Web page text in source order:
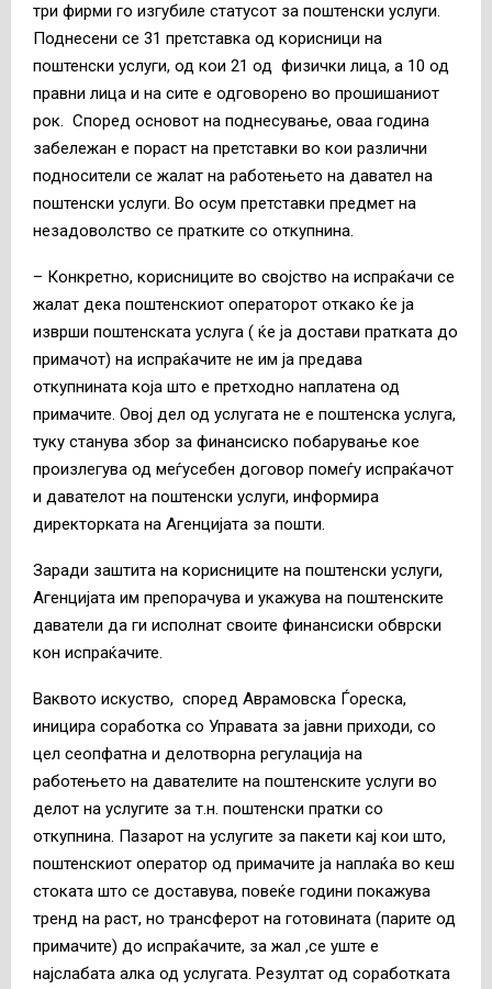
три фирми го изгубиле статусот за поштенски услуги.
Поднесени се 31 претставка од корисници на
поштенски услуги, од кои 21 од физички лица, а 10 од
правни лица и на сите е одговорено во прошишаниот
рок. Според основот на поднесување, оваа година
забележан е пораст на претставки во кои различни
подносители се жалат на работењето на давател на
поштенски услуги. Во осум претставки предмет на
незадоволство се пратките со откупнина.
– Конкретно, корисниците во својство на испраќачи се
жалат дека поштенскиот операторот откако ќе ја
изврши поштенската услуга ( ќе ја достави пратката до
примачот) на испраќачите не им ја предава
откупнината која што е претходно наплатена од
примачите. Овој дел од услугата не е поштенска услуга,
туку станува збор за финансиско побарување кое
произлегува од меѓусебен договор помеѓу испраќачот
и давателот на поштенски услуги, информира
директорката на Агенцијата за пошти.
Заради заштита на корисниците на поштенски услуги,
Агенцијата им препорачува и укажува на поштенските
даватели да ги исполнат своите финансиски обврски
кон испраќачите.
Ваквото искуство, според Аврамовска Ѓореска,
иницира соработка со Управата за јавни приходи, со
цел сеопфатна и делотворна регулација на
работењето на давателите на поштенските услуги во
делот на услугите за т.н. поштенски пратки со
откупнина. Пазарот на услугите за пакети кај кои што,
поштенскиот оператор од примачите ја наплаќа во кеш
стоката што се доставува, повеќе години покажува
тренд на раст, но трансферот на готовината (парите од
примачите) до испраќачите, за жал ,се уште е
најслабата алка од услугата. Резултат од соработката